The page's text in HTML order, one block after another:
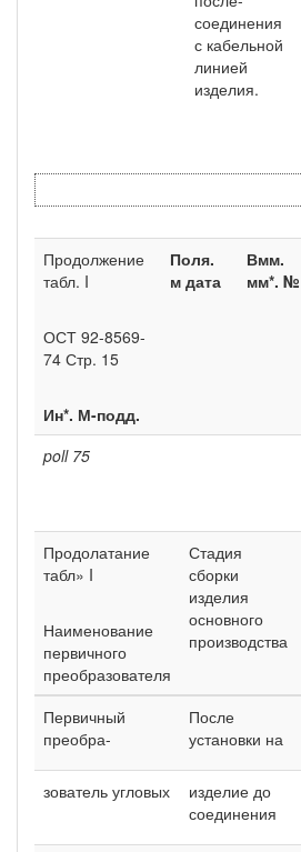
соединения
с кабель­ной
линией
изделия.
Продолжение
табл. I
ОСТ 92-8569-
74 Стр. 15
Ин*. М-подд.
Поля.
м дата
Вмм.
мм*. №
poll 75
Продолатание
табл» I
Наименование
первичного
преобразователя
Стадия
сборки
изделия
основного
производства
Первичный
преобра-
После
установки на
зователь угловых
изделие до
соединения